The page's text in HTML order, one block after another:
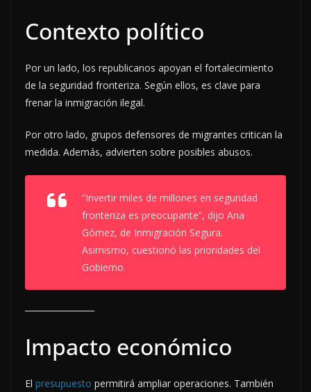
Contexto político
Por un lado, los republicanos apoyan el fortalecimiento
de la seguridad fronteriza. Según ellos, es clave para
frenar la inmigración ilegal.
Por otro lado, grupos defensores de migrantes critican la
medida. Además, advierten sobre posibles abusos.
“Invertir miles de millones en seguridad
fronteriza es preocupante”, dijo Ana
Gómez, de Inmigración Segura.
Asimismo, cuestionó las prioridades del
Gobierno.
Impacto económico
El presupuesto permitirá ampliar operaciones. También